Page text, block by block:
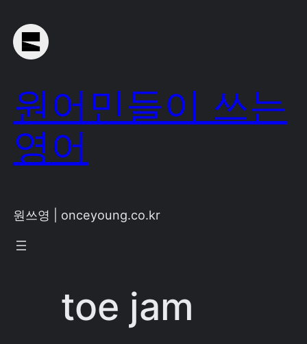
to
content
원어민들이 쓰는
영어
원쓰영 | onceyoung.co.kr
toe jam